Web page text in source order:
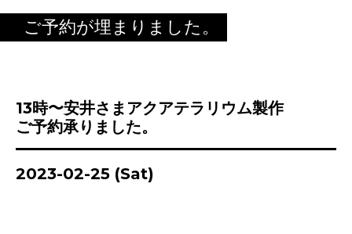
ご予約が埋まりました。
13時〜安井さまアクアテラリウム製作
ご予約承りました。
2023-02-25 (Sat)